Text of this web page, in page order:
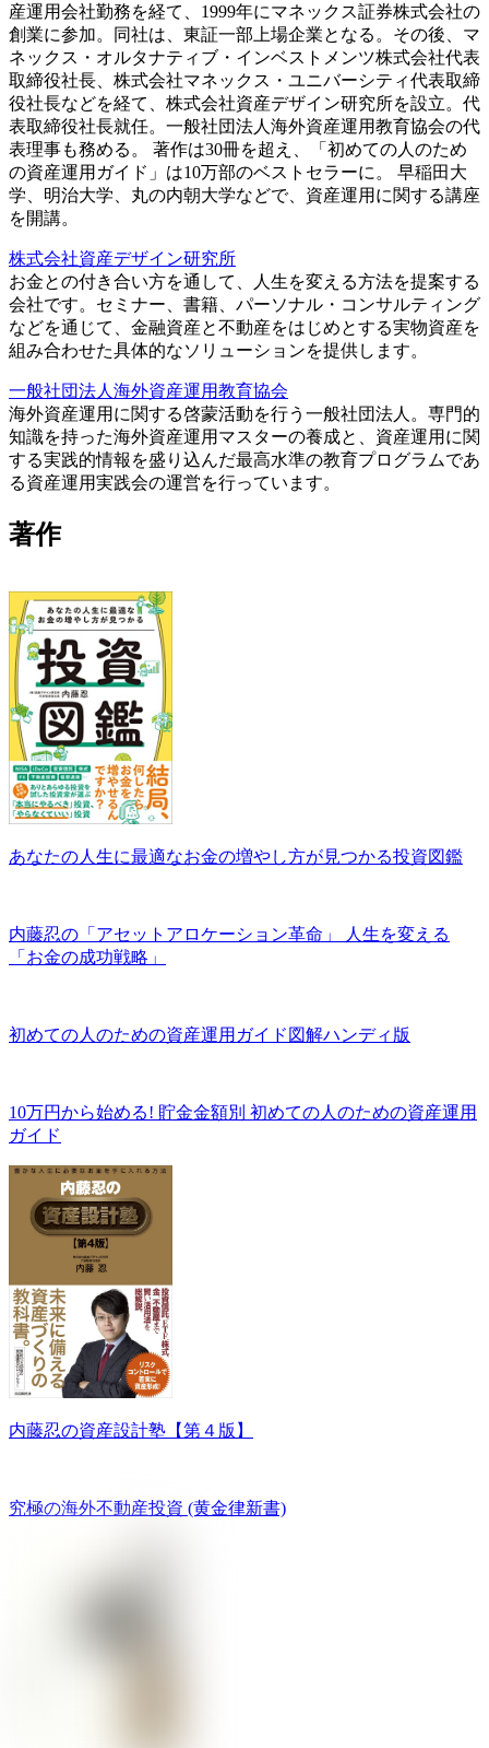
産運用会社勤務を経て、1999年にマネックス証券株式会社の
創業に参加。同社は、東証一部上場企業となる。その後、マ
ネックス・オルタナティブ・インベストメンツ株式会社代表
取締役社長、株式会社マネックス・ユニバーシティ代表取締
役社長などを経て、株式会社資産デザイン研究所を設立。代
表取締役社長就任。一般社団法人海外資産運用教育協会の代
表理事も務める。 著作は30冊を超え、「初めての人のため
の資産運用ガイド」は10万部のベストセラーに。 早稲田大
学、明治大学、丸の内朝大学などで、資産運用に関する講座
を開講。
株式会社資産デザイン研究所
お金との付き合い方を通して、人生を変える方法を提案する
会社です。セミナー、書籍、パーソナル・コンサルティング
などを通じて、金融資産と不動産をはじめとする実物資産を
組み合わせた具体的なソリューションを提供します。
一般社団法人海外資産運用教育協会
海外資産運用に関する啓蒙活動を行う一般社団法人。専門的
知識を持った海外資産運用マスターの養成と、資産運用に関
する実践的情報を盛り込んだ最高水準の教育プログラムであ
る資産運用実践会の運営を行っています。
著作
あなたの人生に最適なお金の増やし方が見つかる投資図鑑
内藤忍の「アセットアロケーション革命」 人生を変える
「お金の成功戦略」
初めての人のための資産運用ガイド図解ハンディ版
10万円から始める! 貯金金額別 初めての人のための資産運用
ガイド
内藤忍の資産設計塾【第４版】
究極の海外不動産投資 (黄金律新書)